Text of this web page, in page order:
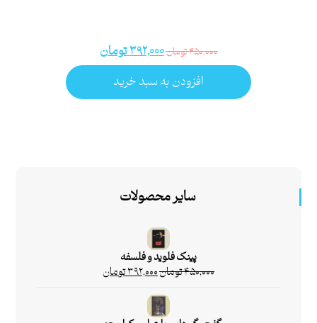
۴۵۰,۰۰۰تومان۳۹۲,۰۰۰تومان
افزودن به سبد خرید
سایر محصولات
پینک فلوید و فلسفه
۴۵۰,۰۰۰تومان۳۹۲,۰۰۰تومان